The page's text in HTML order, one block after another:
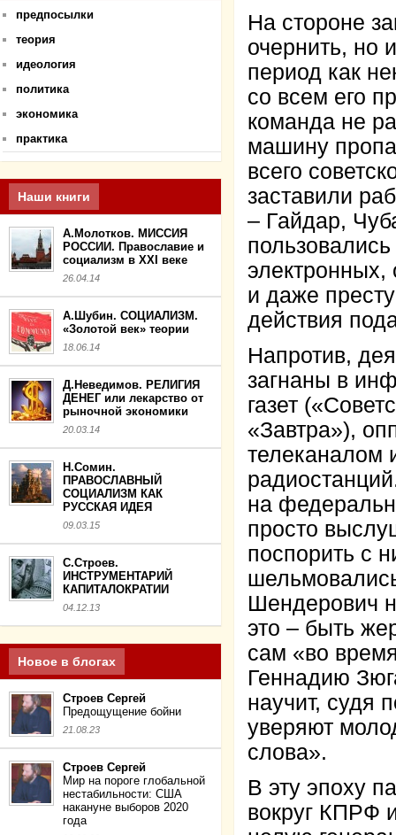
предпосылки
теория
идеология
политика
экономика
практика
Наши книги
А.Молотков. МИССИЯ
РОССИИ. Православие и
социализм в XXI веке
26.04.14
А.Шубин. СОЦИАЛИЗМ.
«Золотой век» теории
18.06.14
Д.Неведимов. РЕЛИГИЯ
ДЕНЕГ или лекарство от
рыночной экономики
20.03.14
Н.Сомин.
ПРАВОСЛАВНЫЙ
СОЦИАЛИЗМ КАК
РУССКАЯ ИДЕЯ
09.03.15
С.Строев.
ИНСТРУМЕНТАРИЙ
КАПИТАЛОКРАТИИ
04.12.13
Новое в блогах
Строев Сергей
Предощущение бойни
21.08.23
Строев Сергей
Мир на пороге глобальной
нестабильности: США
накануне выборов 2020
года
На стороне
очернить, но
период как
со всем его
команда не
машину
всего
заставили
– Гайдар,
и даже
действия
Напротив,
загнаны в
газет
«Завтра»),
на
просто
поспорить с
Шендерович
это – быть
сам «во
Геннадию
научит, судя
уверяют
слова».
В эту эпоху
вокруг КПРФ